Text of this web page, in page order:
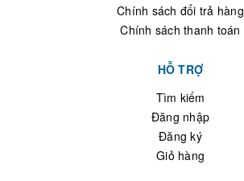
Chính sách đổi trả hàng
Chính sách thanh toán
HỖ TRỢ
Tìm kiếm
Đăng nhập
Đăng ký
Giỏ hàng